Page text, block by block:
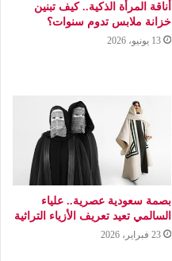
أناقة المرأة الذكية.. كيف تبنين
خزانة ملابس تدوم سنوات؟
13 يونيو، 2026
بصمة سعودية عصرية.. علياء
السالمي تعيد تعريف الأزياء التراثية
23 فبراير، 2026